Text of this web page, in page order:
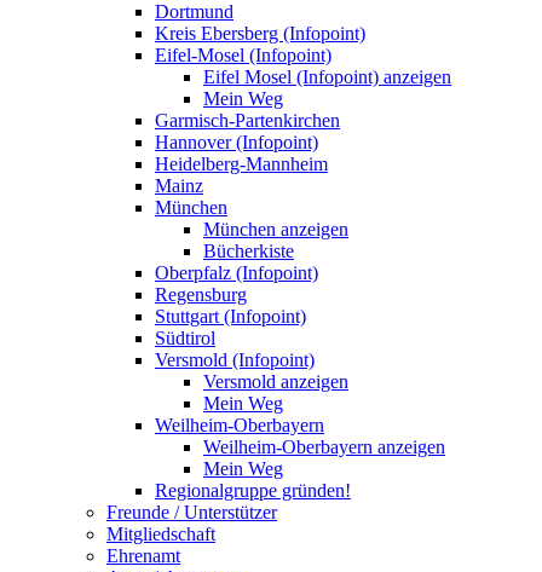
Dortmund
Kreis Ebersberg (Infopoint)
Eifel-Mosel (Infopoint)
Eifel Mosel (Infopoint) anzeigen
Mein Weg
Garmisch-Partenkirchen
Hannover (Infopoint)
Heidelberg-Mannheim
Mainz
München
München anzeigen
Bücherkiste
Oberpfalz (Infopoint)
Regensburg
Stuttgart (Infopoint)
Südtirol
Versmold (Infopoint)
Versmold anzeigen
Mein Weg
Weilheim-Oberbayern
Weilheim-Oberbayern anzeigen
Mein Weg
Regionalgruppe gründen!
Freunde / Unterstützer
Mitgliedschaft
Ehrenamt